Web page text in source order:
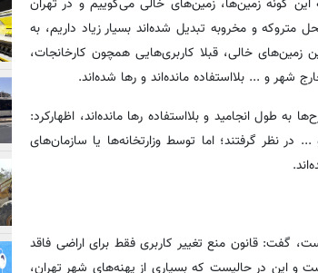
و مخروبه تبدیل شده‌اند بسیار زیاد داریم، به
خاصی ندارند. این زمین‌های خالی، قبلا کاربری‌هایی همچون کارخانجات،
و ... بلااستفاده مانده‌اند و رها شده‌اند.
طول انجامید و بلااستفاده رها مانده‌اند، اظهارکرد:
در نظر گرفتند؛ اما توسط وزارتخانه‌ها یا سازمان‌های
گفت: قانون منع تغییر کاربری فقط برای اراضی فاقد
و این در حالیست که بسیاری از پهنه‌های شهر تهران،